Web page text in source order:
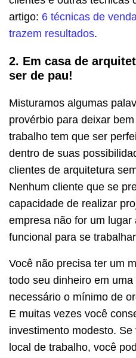
artigo: 6 técnicas de
trazem resultados.
2. Em casa de
ser de pau!
Misturamos algumas
provérbio para deixar
trabalho tem que ser
dentro de suas
clientes de arquitetura
Nenhum cliente que se
capacidade de realizar
empresa não for um
funcional para se
Você não precisa ter um
todo seu dinheiro em
necessário o mínimo de
E muitas vezes você
investimento modesto.
local de trabalho, você